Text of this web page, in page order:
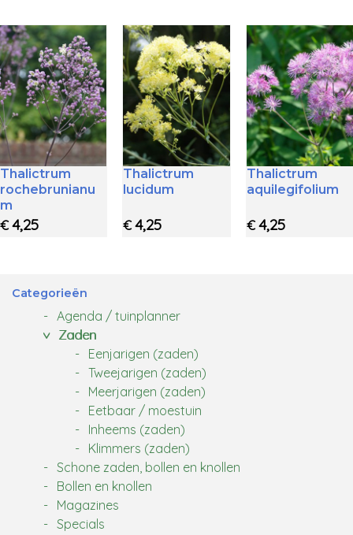
Thalictrum
rochebrunianu
m
€ 4,25
Thalictrum
lucidum
€4,25
Thalictrum
aquilegifolium
€ 4,25
Categorieën
Agenda / tuinplanner
Zaden
Eenjarigen (zaden)
Tweejarigen (zaden)
Meerjarigen (zaden)
Eetbaar / moestuin
Inheems (zaden)
Klimmers (zaden)
Schone zaden, bollen en knollen
Bollen en knollen
Magazines
Specials